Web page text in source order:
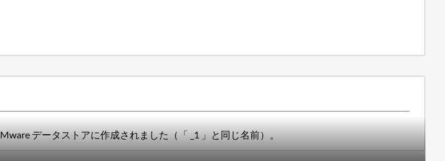
データストアに作成されました（「 _1 」と同じ名前）。